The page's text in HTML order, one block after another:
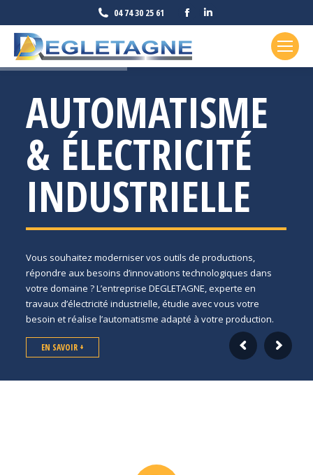
04 74 30 25 61
Facebook
opens
in
window
in
window
AUTOMATISME
& ÉLECTRICITÉ
INDUSTRIELLE
Vous souhaitez moderniser vos outils de productions,
répondre aux besoins d’innovations technologiques dans
votre domaine ? L’entreprise DEGLETAGNE, experte en
travaux d’électricité industrielle, étudie avec vous votre
besoin et réalise l’automatisme adapté à votre production.
EN SAVOIR +